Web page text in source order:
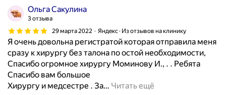
Ольга Сакулина
3 отзыва
29 марта 2022
Яндекс · Из отзывов на клинику
Я очень довольна регистратой которая отправила меня
сразу к хирургу без талона по остой необходимости,
Спасибо огромное хирургу Моминову И., . . Ребята
Спасибо вам большое
Хирургу и медсестре . За… Читать ещё